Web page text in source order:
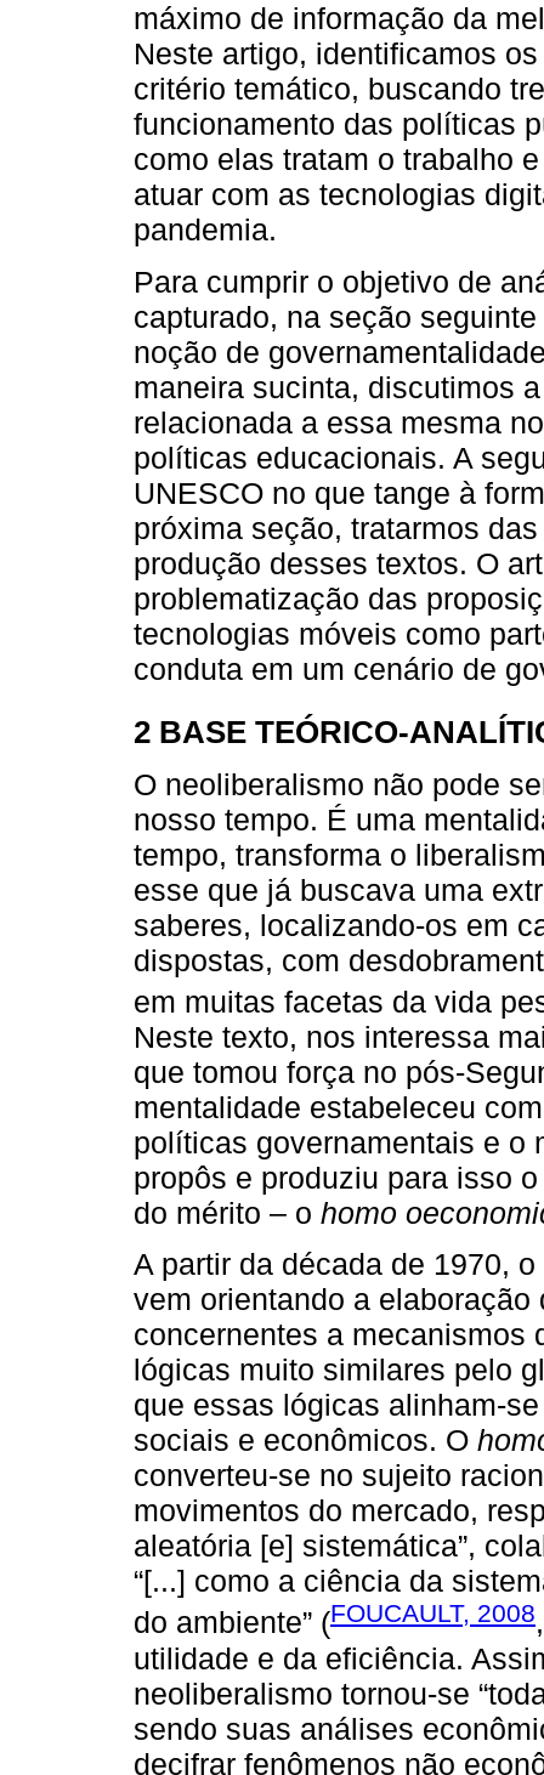
máximo de informação da
Neste artigo, identificamos
critério temático, buscando
funcionamento das políticas
como elas tratam o trabalho
atuar com as tecnologias
pandemia.
Para cumprir o objetivo de
capturado, na seção
noção de
maneira sucinta, discutimos
relacionada a essa mesma
políticas educacionais. A
UNESCO no que tange à
próxima seção, tratarmos
produção desses textos. O
problematização das
tecnologias móveis como
conduta em um cenário de
2 BASE TEÓRICO-
O neoliberalismo não pode
nosso tempo. É uma
tempo, transforma o
esse que já buscava uma
saberes, localizando-os em
dispostas, com
em muitas facetas da vida
Neste texto, nos interessa
que tomou força no pós-
mentalidade estabeleceu
políticas governamentais e o
propôs e produziu para isso
do mérito – o homo
A partir da década de 1970,
vem orientando a
concernentes a mecanismos
lógicas muito similares pelo
que essas lógicas alinham-
sociais e econômicos. O
converteu-se no sujeito
movimentos do mercado,
aleatória [e] sistemática”,
“[...] como a ciência da
do ambiente” (FOUCAULT, 2008
utilidade e da eficiência.
neoliberalismo tornou-se
sendo suas análises
decifrar fenômenos não